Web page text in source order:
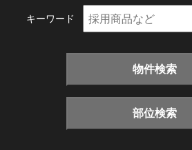
キーワード
物件検索
部位検索